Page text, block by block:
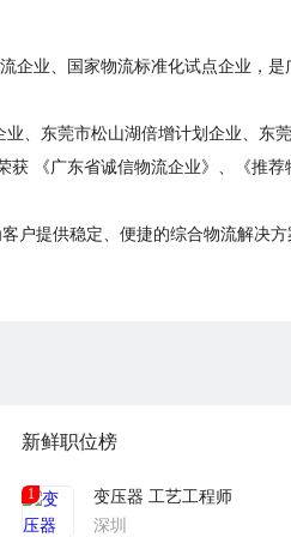
企业、国家物流标准化试点企业，是
、东莞市松山湖倍增计划企业、东
《广东省诚信物流企业》、《推荐
户提供稳定、便捷的综合物流解决
新鲜职位榜
1
变压器 工艺工程师
深圳